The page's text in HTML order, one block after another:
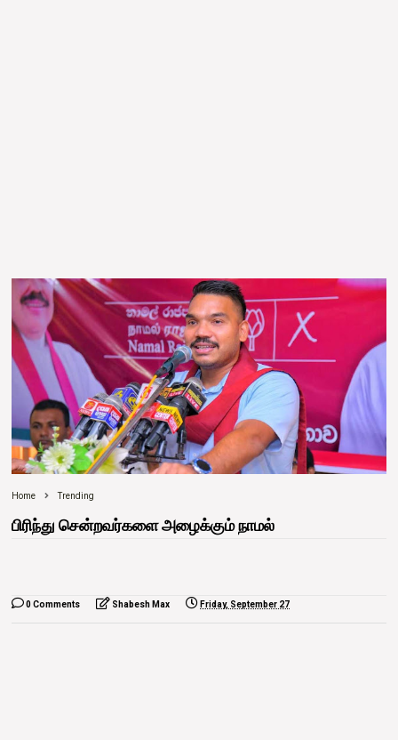
Home Trending
பிரிந்து சென்றவர்களை அழைக்கும் நாமல்
0 Comments Shabesh Max Friday, September 27